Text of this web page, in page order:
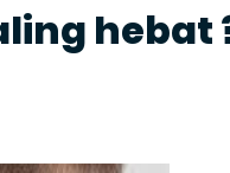
hebat